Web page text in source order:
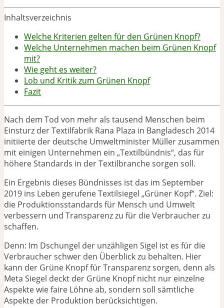
Inhaltsverzeichnis
Welche Kriterien gelten für den Grünen Knopf?
Welche Unternehmen machen beim Grünen Knopf
mit?
Wie geht es weiter?
Lob und Kritik zum Grünen Knopf
Fazit
Nach dem Tod von mehr als tausend Menschen beim
Einsturz der Textilfabrik Rana Plaza in Bangladesch 2014
initiierte der deutsche Umweltminister Müller zusammen
mit einigen Unternehmen ein „Textilbündnis“, das für
höhere Standards in der Textilbranche sorgen soll.
Ein Ergebnis dieses Bündnisses ist das im September
2019 ins Leben gerufene Textilsiegel „Grüner Kopf“. Ziel:
die Produktionsstandards für Mensch und Umwelt
verbessern und Transparenz zu für die Verbraucher zu
schaffen.
Denn: Im Dschungel der unzähligen Sigel ist es für die
Verbraucher schwer den Überblick zu behalten. Hier
kann der Grüne Knopf für Transparenz sorgen, denn als
Meta Siegel deckt der Grüne Knopf nicht nur einzelne
Aspekte wie faire Löhne ab, sondern soll sämtliche
Aspekte der Produktion berücksichtigen.